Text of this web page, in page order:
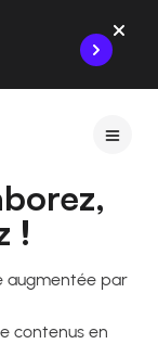
!
augmentée par
contenus en